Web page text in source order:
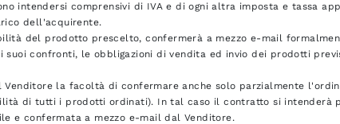
intendersi comprensivi di IVA e di ogni altra imposta e tassa
dell'acquirente.
del prodotto prescelto, confermerà a mezzo e-mail
suoi confronti, le obbligazioni di vendita ed invio dei prodotti
Venditore la facoltà di confermare anche solo parzialmente
di tutti i prodotti ordinati). In tal caso il contratto si intenderà
e confermata a mezzo e-mail dal Venditore.